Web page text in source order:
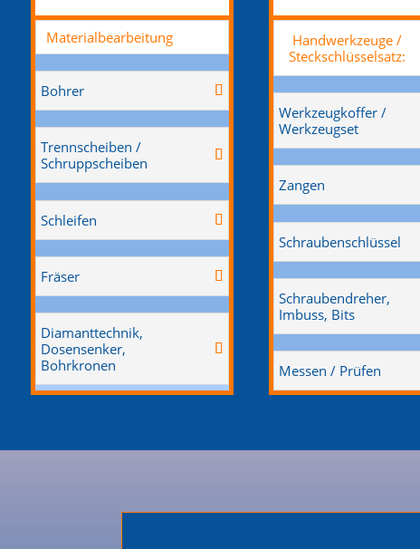
Materialbearbeitung
Bohrer
Trennscheiben /
Schruppscheiben
Schleifen
Fräser
Diamanttechnik,
Dosensenker,
Bohrkronen
Handwerkzeuge /
Steckschlüsselsatz:
Werkzeugkoffer /
Werkzeugset
Zangen
Schraubenschlüssel
Schraubendreher,
Imbuss, Bits
Messen / Prüfen